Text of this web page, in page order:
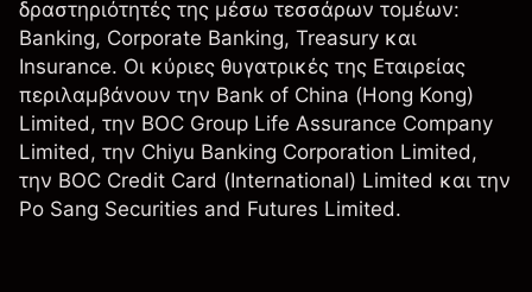
δραστηριότητές της μέσω τεσσάρων τομέων:
Banking, Corporate Banking, Treasury και
Insurance. Οι κύριες θυγατρικές της Εταιρείας
περιλαμβάνουν την Bank of China (Hong Kong)
Limited, την BOC Group Life Assurance Company
Limited, την Chiyu Banking Corporation Limited,
την BOC Credit Card (International) Limited και την
Po Sang Securities and Futures Limited.